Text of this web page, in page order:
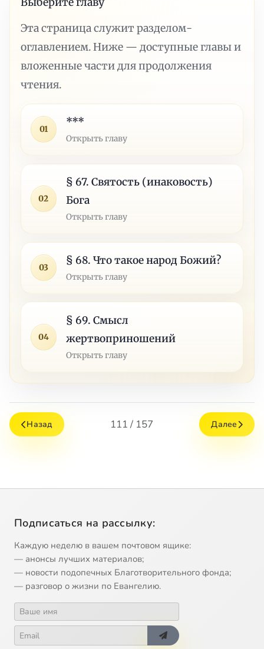
Эта страница служит разделом-
оглавлением. Ниже — доступные главы и
вложенные части для продолжения
чтения.
01
***
Открыть главу
02
§ 67. Святость (инаковость)
Бога
Открыть главу
03
§ 68. Что такое народ Божий?
Открыть главу
04
§ 69. Смысл
жертвоприношений
Открыть главу
Назад 111 / 157 Далее
Подписаться на рассылку:
Каждую неделю в вашем почтовом ящике:
— анонсы лучших материалов;
— новости подопечных Благотворительного фонда;
— разговор о жизни по Евангелию.